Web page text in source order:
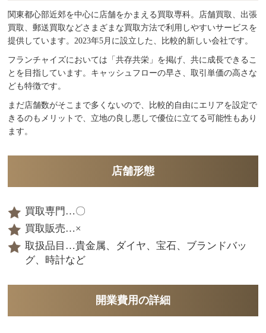
関東都心部近郊を中心に店舗をかまえる買取専科。店舗買取、出張
買取、郵送買取などさまざまな買取方法で利用しやすいサービスを
提供しています。2023年5月に設立した、比較的新しい会社です。
フランチャイズにおいては「共存共栄」を掲げ、共に成長できるこ
とを目指しています。キャッシュフローの早さ、取引単価の高さな
ども特徴です。
まだ店舗数がそこまで多くないので、比較的自由にエリアを設定で
きるのもメリットで、立地の良し悪しで優位に立てる可能性もあり
ます。
店舗形態
買取専門…〇
買取販売…×
取扱品目…貴金属、ダイヤ、宝石、ブランドバッ
グ、時計など
開業費用の詳細